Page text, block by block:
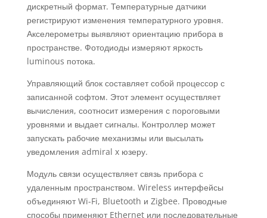
дискретный формат. Температурные датчики
регистрируют изменения температурного уровня.
Акселерометры выявляют ориентацию прибора в
пространстве. Фотодиоды измеряют яркость
luminous потока.
Управляющий блок составляет собой процессор с
записанной софтом. Этот элемент осуществляет
вычисления, соотносит измерения с пороговыми
уровнями и выдает сигналы. Контроллер может
запускать рабочие механизмы или высылать
уведомления admiral x юзеру.
Модуль связи осуществляет связь прибора с
удаленным пространством. Wireless интерфейсы
объединяют Wi-Fi, Bluetooth и Zigbee. Проводные
способы применяют Ethernet или последовательные